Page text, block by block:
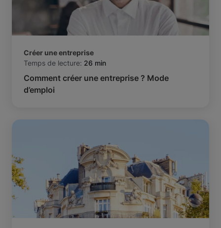
Créer une entreprise
Temps de lecture: 26 min
Comment créer une entreprise ? Mode
d’emploi